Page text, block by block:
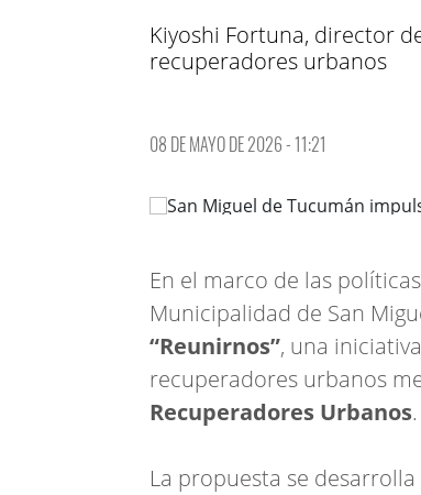
Kiyoshi Fortuna, director
recuperadores urbanos
08 DE MAYO DE 2026 - 11:21
En el marco de las
Municipalidad de San
“Reunirnos”, una
recuperadores urbanos
Recuperadores Urbanos.
La propuesta se